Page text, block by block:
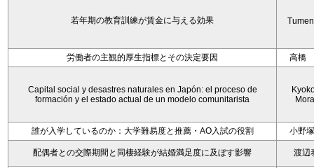
若年期の教育訓練が賃金に与える効果
労働者の主観的厚生指標とその決定要因 高橋
Capital social y desastres naturales en Japón: el proceso de
formación y el estado actual de un modelo comunitarista
誰が入学しているのか：大学難易度と推薦・AO入試の役割 小野
配偶者との交際期間と同棲経験が結婚満足度に及ぼす影響 渡辺